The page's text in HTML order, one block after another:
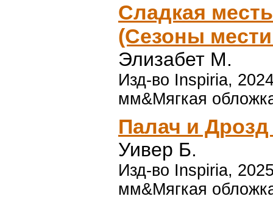
Сладкая
(Сезоны
Элизабет М.
Изд-во Inspiria,
мм&Мягкая
Палач и Дрозд
Уивер Б.
Изд-во Inspiria,
мм&Мягкая